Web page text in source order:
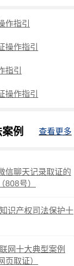
作指引
操作指引
指引
操作指引
例 查看更多
信聊天记录取证的
808号）
识产权司法保护十
网十大典型案例
页取证）